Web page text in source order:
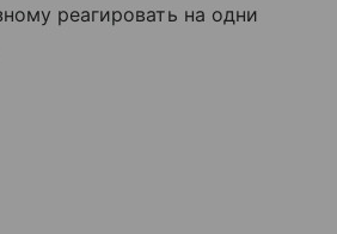
реагировать на одни